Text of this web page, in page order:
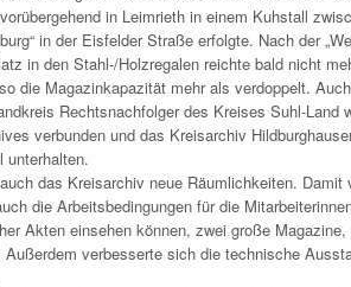
in Leimrieth in einem Kuhstall
in der Eisfelder Straße erfolgte. Nach der
in den Stahl-/Holzregalen reichte bald nicht
die Magazinkapazität mehr als verdoppelt.
Rechtsnachfolger des Kreises Suhl-Land
verbunden und das Kreisarchiv
unterhalten.
das Kreisarchiv neue Räumlichkeiten. Damit
die Arbeitsbedingungen für die
Akten einsehen können, zwei große
verbesserte sich die technische